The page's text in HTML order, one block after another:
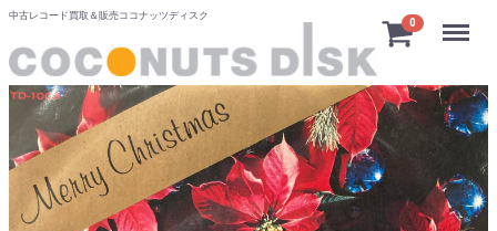
中古レコード買取＆販売ココナッツディスク
0 Menu